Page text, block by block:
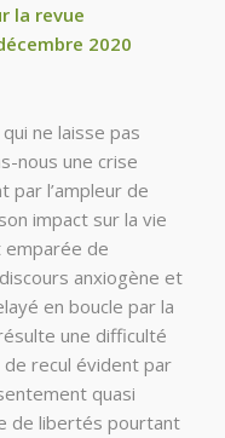
la revue
2020
ne laisse pas
nous une crise
par l’ampleur de
impact sur la vie
emparée de
anxiogène et
en boucle par la
une difficulté
recul évident par
quasi
de libertés pourtant